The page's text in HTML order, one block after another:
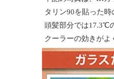
タリン90を貼った
頭髪部分では17.3℃
クーラーの効きがよ